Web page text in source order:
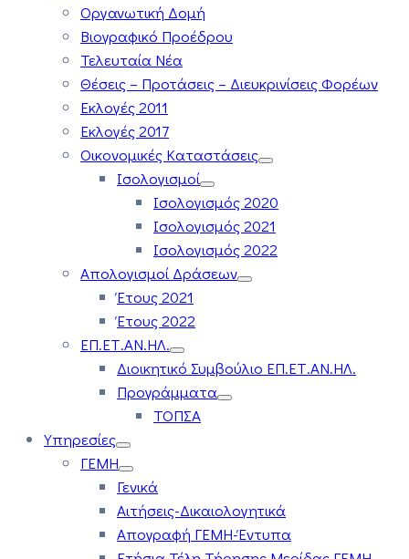
Οργανωτική Δομή
Βιογραφικό Προέδρου
Τελευταία Νέα
Θέσεις – Προτάσεις – Διευκρινίσεις Φορέων
Εκλογές 2011
Εκλογές 2017
Οικονομικές Καταστάσεις
Ισολογισμοί
Ισολογισμός 2020
Ισολογισμός 2021
Ισολογισμός 2022
Απολογισμοί Δράσεων
Έτους 2021
Έτους 2022
ΕΠ.ΕΤ.ΑΝ.ΗΛ.
Διοικητικό Συμβούλιο ΕΠ.ΕΤ.ΑΝ.ΗΛ.
Προγράμματα
ΤΟΠΣΑ
Υπηρεσίες
ΓΕΜΗ
Γενικά
Αιτήσεις-Δικαιολογητικά
Απογραφή ΓΕΜΗ-Έντυπα